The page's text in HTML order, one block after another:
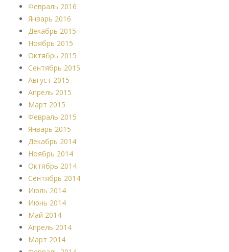
Февраль 2016
Январь 2016
Декабрь 2015
Ноябрь 2015
Октябрь 2015
Сентябрь 2015
Август 2015
Апрель 2015
Март 2015
Февраль 2015
Январь 2015
Декабрь 2014
Ноябрь 2014
Октябрь 2014
Сентябрь 2014
Июль 2014
Июнь 2014
Май 2014
Апрель 2014
Март 2014